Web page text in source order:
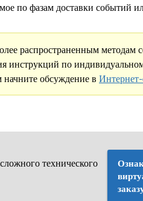
по фазам доставки событий
распространенным
инструкций по
обсуждение в
технического